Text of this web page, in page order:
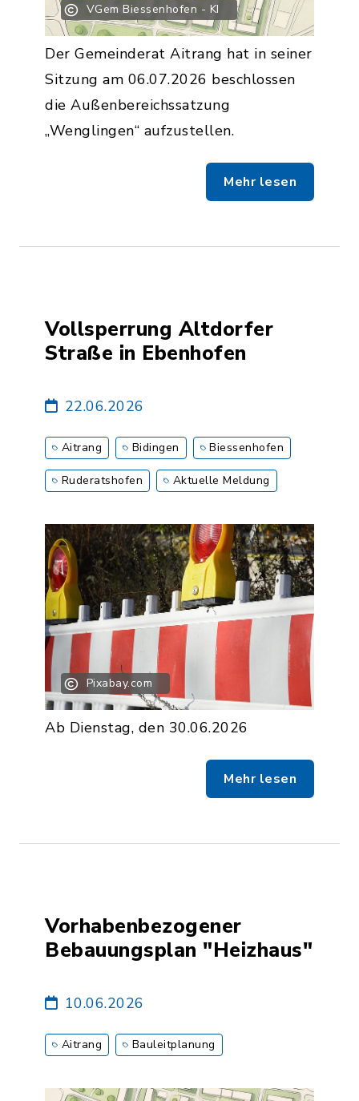
VGem Biessenhofen - KI
Der Gemeinderat Aitrang hat in seiner
Sitzung am 06.07.2026 beschlossen
die Außenbereichssatzung
„Wenglingen“ aufzustellen.
Mehr lesen
Vollsperrung Altdorfer
Straße in Ebenhofen
22.06.2026
Aitrang Bidingen Biessenhofen
Ruderatshofen Aktuelle Meldung
Pixabay.com
Ab Dienstag, den 30.06.2026
Mehr lesen
Vorhabenbezogener
Bebauungsplan "Heizhaus"
10.06.2026
Aitrang Bauleitplanung